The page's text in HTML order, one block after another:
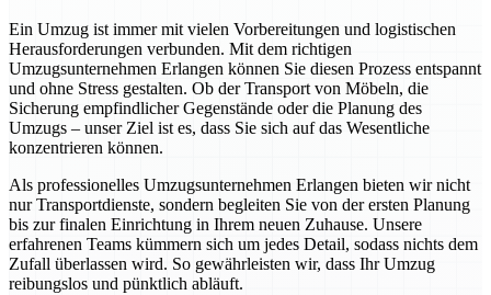
Ein Umzug ist immer mit vielen Vorbereitungen und logistischen
Herausforderungen verbunden. Mit dem richtigen
Umzugsunternehmen Erlangen können Sie diesen Prozess entspannt
und ohne Stress gestalten. Ob der Transport von Möbeln, die
Sicherung empfindlicher Gegenstände oder die Planung des
Umzugs – unser Ziel ist es, dass Sie sich auf das Wesentliche
konzentrieren können.
Als professionelles Umzugsunternehmen Erlangen bieten wir nicht
nur Transportdienste, sondern begleiten Sie von der ersten Planung
bis zur finalen Einrichtung in Ihrem neuen Zuhause. Unsere
erfahrenen Teams kümmern sich um jedes Detail, sodass nichts dem
Zufall überlassen wird. So gewährleisten wir, dass Ihr Umzug
reibungslos und pünktlich abläuft.